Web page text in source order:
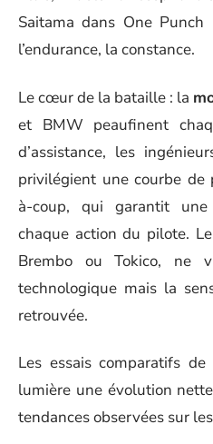
Saitama dans One Punch
l’endurance, la constance.
Le cœur de la bataille : la
et BMW peaufinent
d’assistance, les
privilégient une courbe de
à-coup, qui garantit
chaque action du pilote.
Brembo ou Tokico, ne
technologique mais la
retrouvée.
Les essais comparatifs
lumière une évolution
tendances observées sur